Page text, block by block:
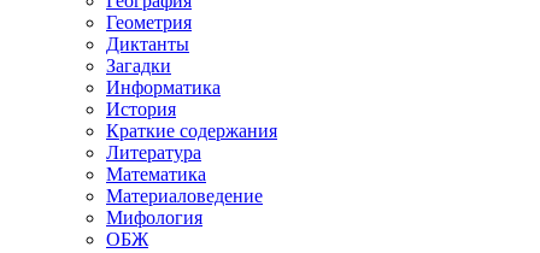
Геометрия
Диктанты
Загадки
Информатика
История
Краткие содержания
Литература
Математика
Материаловедение
Мифология
ОБЖ